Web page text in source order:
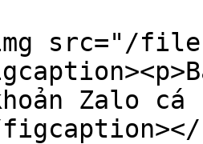
src="/files/
Zalo cá